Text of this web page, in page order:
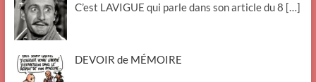
C’est LAVIGUE qui parle dans son article du 8 […]
DEVOIR de MÉMOIRE